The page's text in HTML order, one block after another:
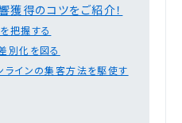
獲得のコツをご紹介！
把握する
別化を図る
ラインの集客方法を駆使す